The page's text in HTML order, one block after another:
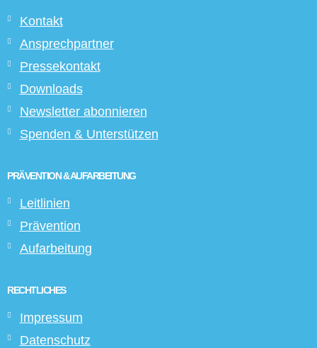
Kontakt
Ansprechpartner
Pressekontakt
Downloads
Newsletter abonnieren
Spenden & Unterstützen
PRÄVENTION & AUFARBEITUNG
Leitlinien
Prävention
Aufarbeitung
RECHTLICHES
Impressum
Datenschutz